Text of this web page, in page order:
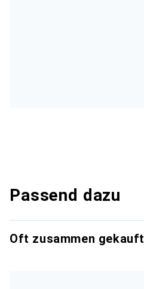
Passend dazu
Oft zusammen gekauft